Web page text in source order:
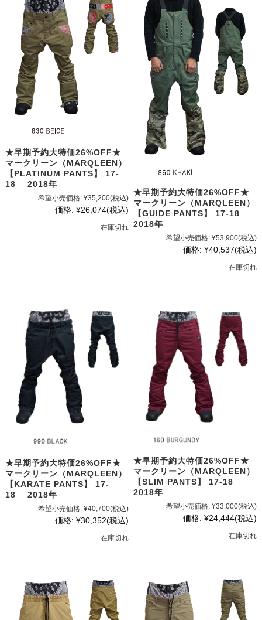
★早期予約大特価26%OFF★
マークリーン（MARQLEEN）
【PLATINUM PANTS】 17-
18 2018年
希望小売価格: ¥35,200(税込)
価格: ¥26,074(税込)
在庫切れ
★早期予約大特価26%OFF★
マークリーン（MARQLEEN）
【GUIDE PANTS】 17-18
2018年
希望小売価格: ¥53,900(税込)
価格: ¥40,537(税込)
在庫切れ
★早期予約大特価26%OFF★
マークリーン（MARQLEEN）
【KARATE PANTS】 17-
18 2018年
希望小売価格: ¥40,700(税込)
価格: ¥30,352(税込)
在庫切れ
★早期予約大特価26%OFF★
マークリーン（MARQLEEN）
【SLIM PANTS】 17-18
2018年
希望小売価格: ¥33,000(税込)
価格: ¥24,444(税込)
在庫切れ